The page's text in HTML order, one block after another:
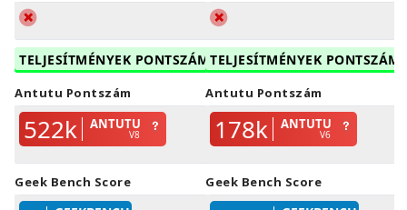
TELJESÍTMÉNYEK PONTSZÁM
Antutu Pontszám
522k ANTUTU
V8
Geek Bench Score
TELJESÍTMÉNYEK PONTSZÁM
Antutu Pontszám
178k ANTUTU
V6
Geek Bench Score